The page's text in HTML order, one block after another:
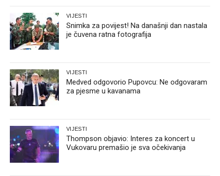
VIJESTI
Snimka za povijest! Na današnji dan nastala
je čuvena ratna fotografija
VIJESTI
Medved odgovorio Pupovcu: Ne odgovaram
za pjesme u kavanama
VIJESTI
Thompson objavio: Interes za koncert u
Vukovaru premašio je sva očekivanja